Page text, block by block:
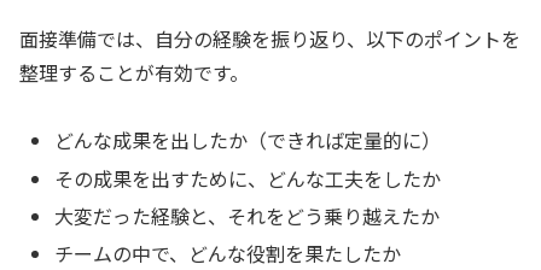
面接準備では、自分の経験を振り返り、以下のポイントを
整理することが有効です。
どんな成果を出したか（できれば定量的に）
その成果を出すために、どんな工夫をしたか
大変だった経験と、それをどう乗り越えたか
チームの中で、どんな役割を果たしたか